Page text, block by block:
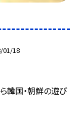
01/18
韓国・朝鮮の遊び